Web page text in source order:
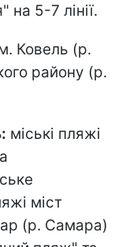
5-7 лінії.
Ковель (р.
району (р.
міські пляжі
міст
(р. Самара)